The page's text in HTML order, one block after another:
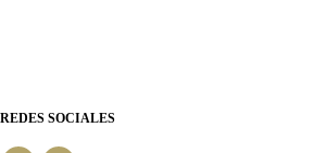
REDES SOCIALES